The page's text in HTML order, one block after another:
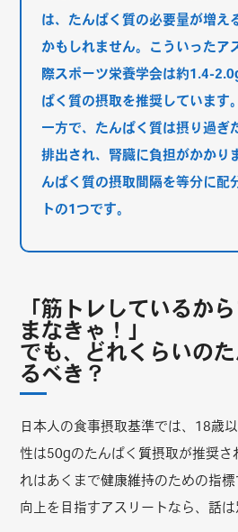
は、たんぱく質の必要量が増え
かもしれません。こういったア
際スポーツ栄養学会は約1.4-
ぱく質の摂取を推奨しています。
一方で、たんぱく質は摂り過ぎ
排出され、腎臓に負担がかかり
んぱく質の摂取間隔を等分に配
トの1つです。
「筋トレしているか
まなきゃ！」
でも、どれくらいの
るべき？
日本人の食事摂取基準では、18歳
性は50gのたんぱく質摂取が推奨さ
れはあくまで健康維持のための指
向上を目指すアスリートなら、話は